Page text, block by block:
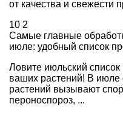
от качества и свежести
10 2
Самые главные
июле: удобный список
Ловите июльский
ваших растений! В июле
растений вызывают
пероноспороз, ...